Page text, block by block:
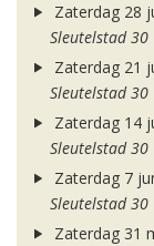
Zaterdag 28
Sleutelstad 30
Zaterdag 21
Sleutelstad 30
Zaterdag 14
Sleutelstad 30
Zaterdag 7
Sleutelstad 30
Zaterdag 31